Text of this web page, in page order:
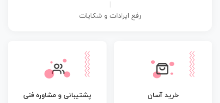
رفع ایرادات و شکایات
خرید آسان پشتیبانی و مشاوره فنی